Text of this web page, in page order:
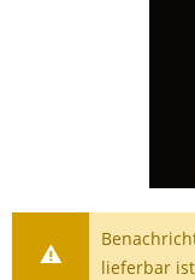
lieferbar